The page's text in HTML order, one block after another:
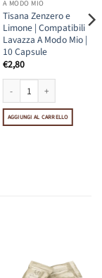
quantità
Lavazza A Modo Mio |
A MODO MIO
Tisana Zenzero e
Limone | Compatibili
Lavazza A Modo Mio |
10 Capsule
€2,80
Tisana Zenzero e Limone |
AGGIUNGI AL CARRELLO